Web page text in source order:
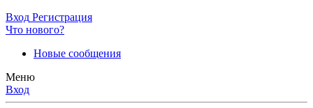
Вход Регистрация
Что нового?
Новые сообщения
Меню
Вход